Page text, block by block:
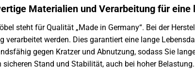
Materialien und Verarbeitung für eine
steht für Qualität „Made in Germany“. Bei der
verarbeitet werden. Dies garantiert eine lange
gegen Kratzer und Abnutzung, sodass Sie
sicheren Stand und Stabilität, auch bei hoher Belastung.